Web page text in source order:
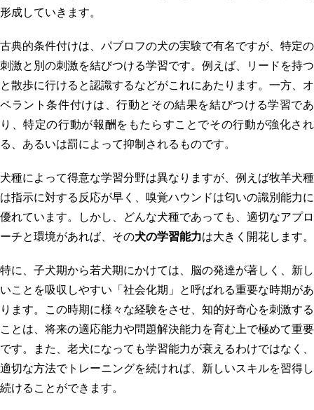
形成していきます。
古典的条件付けは、パブロフの犬の実験で有名ですが、特定の
刺激と別の刺激を結びつける学習です。例えば、リードを持つ
と散歩に行けると認識するなどがこれにあたります。一方、オ
ペラント条件付けは、行動とその結果を結びつける学習であ
り、特定の行動が報酬をもたらすことでその行動が強化され
る、あるいは罰によって抑制されるものです。
犬種によって得意な学習分野は異なりますが、例えば牧羊犬種
は指示に対する反応が早く、嗅覚ハウンドは匂いの識別能力に
優れています。しかし、どんな犬種であっても、適切なアプロ
ーチと環境があれば、その犬の学習能力は大きく開花します。
特に、子犬期から若犬期にかけては、脳の発達が著しく、新し
いことを吸収しやすい「社会化期」と呼ばれる重要な時期があ
ります。この時期に様々な経験をさせ、知的好奇心を刺激する
ことは、将来の適応能力や問題解決能力を育む上で極めて重要
です。また、老犬になっても学習能力が衰えるわけではなく、
適切な方法でトレーニングを続ければ、新しいスキルを習得し
続けることができます。